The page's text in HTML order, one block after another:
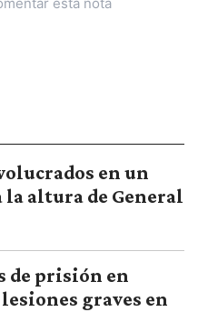
esta nota
en un
la altura de General
de prisión en
graves en